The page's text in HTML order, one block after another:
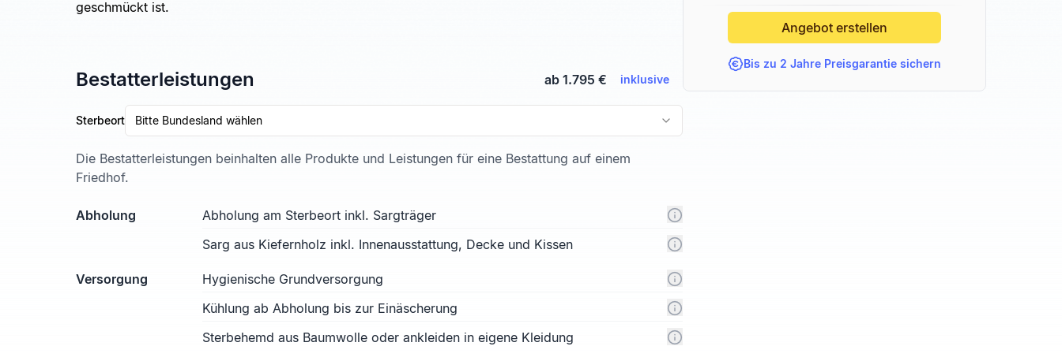
geschmückt ist.
Bestatterleistungen ab 1.795 € inklusive
Sterbeort Bitte Bundesland wählen
Die Bestatterleistungen beinhalten alle Produkte und Leistungen für eine Bestattung auf einem
Friedhof.
Abholung
Abholung am Sterbeort inkl. Sargträger
Sarg aus Kiefernholz inkl. Innenausstattung, Decke und Kissen
Versorgung
Hygienische Grundversorgung
Kühlung ab Abholung bis zur Einäscherung
Sterbehemd aus Baumwolle oder ankleiden in eigene Kleidung
Angebot erstellen
Bis zu 2 Jahre Preisgarantie sichern